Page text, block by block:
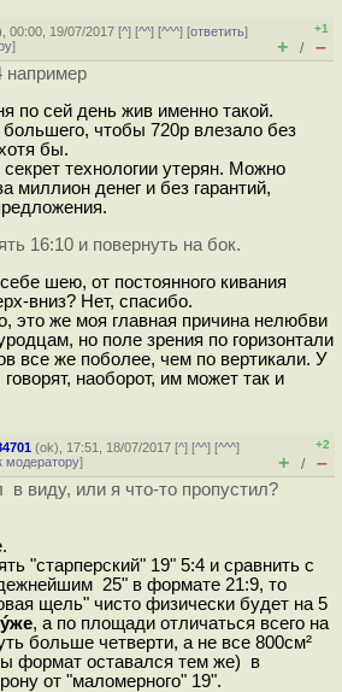
00:00, 19/07/2017 [^] [^^] [^^^] [ответить]
]
+1
+ / –
например
по сей день жив именно такой.
большего, чтобы 720p влезало без
бы.
технологии утерян. Можно
миллион денег и без гарантий,
16:10 и повернуть на бок.
шею, от постоянного кивания
вниз? Нет, спасибо.
это же моя главная причина нелюбви
но поле зрения по горизонтали
все же поболее, чем по вертикали. У
говорят, наоборот, им может так и
(ok), 17:51, 18/07/2017 [^] [^^] [^^^]
модератору]
+2
+ / –
виду, или я что-то пропустил?
"cтарперский" 19" 5:4 и сравнить с
25" в формате 21:9, то
щель" чисто физически будет на 5
ýже, а по площади отличаться всего на
больше четверти, a не все 800см²
формат оставался тем же) в
от "маломерного" 19".